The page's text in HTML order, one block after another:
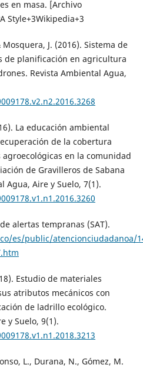
en masa. [Archivo
Style+3Wikipedia+3
J. (2016). Sistema de
de planificación en agricultura
Revista Ambiental Agua,
La educación ambiental
de la cobertura
en la comunidad
de Gravilleros de Sabana
Agua, Aire y Suelo, 7(1).
alertas tempranas (SAT).
es/public/atencionciudadanoa/
Estudio de materiales
atributos mecánicos con
de ladrillo ecológico.
y Suelo, 9(1).
L., Durana, N., Gómez, M.